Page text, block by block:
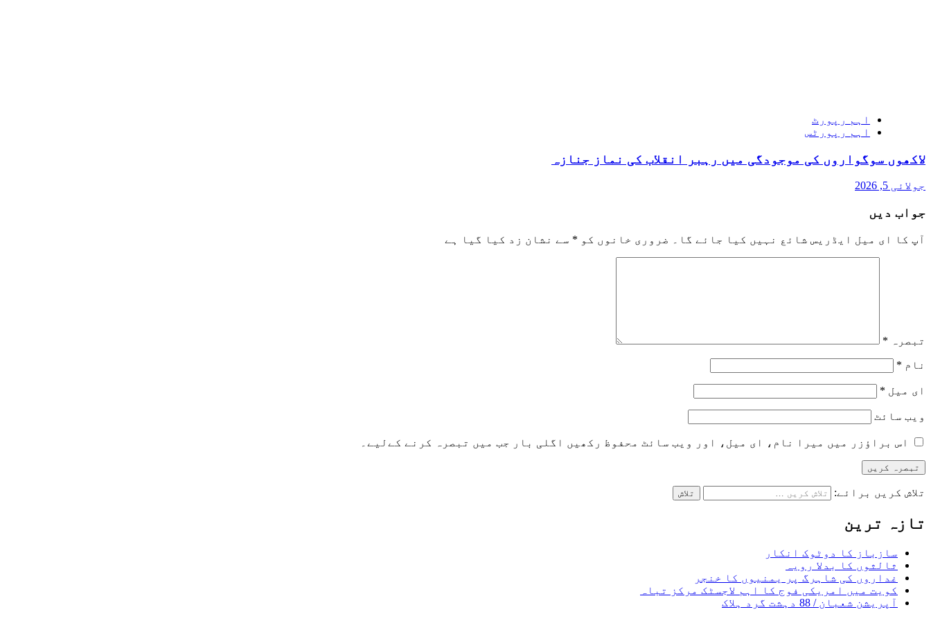
اہم رپورٹ
اہم رپورٹس
لاکھوں سوگواروں کی موجودگی میں رہبر انقلاب کی نماز جنازہ
جولائی 5, 2026
جواب دیں
آپ کا ای میل ایڈریس شائع نہیں کیا جائے گا۔ ضروری خانوں کو * سے نشان زد کیا گیا ہے
تبصرہ *
نام *
ای میل *
ویب‌ سائٹ
اس براؤزر میں میرا نام، ای میل، اور ویب سائٹ محفوظ رکھیں اگلی بار جب میں تبصرہ کرنے کےلیے۔
تلاش کریں برائے:
تازہ ترین
سازباز کا دوٹوک انکار
ثالثوں کا بدلا رویہ
غداروں کی شاہرگ پر یمنیوں کا خنجر
کویت میں امریکی فوج کا اہم لاجسٹک مرکز تباہ
آپریشن شعبان / 88 دہشت گرد ہلاک